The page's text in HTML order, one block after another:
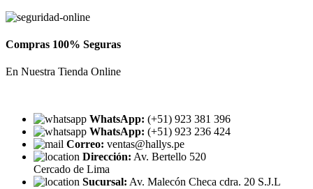
Compras 100% Seguras
En Nuestra Tienda Online
WhatsApp: (+51) 923 381 396
WhatsApp: (+51) 923 236 424
Correo: ventas@hallys.pe
Dirección: Av. Bertello 520
Cercado de Lima
Sucursal: Av. Malecón Checa cdra. 20 S.J.L